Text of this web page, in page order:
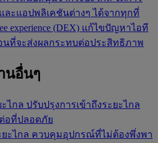
ะแอปพลิเคชันต่างๆ ได้จากทุกที่
experience (DEX) แก้ไขปัญหาไอที
นที่จะส่งผลกระทบต่อประสิทธิภาพ
นอื่นๆ
ะไกล ปรับปรุงการเข้าถึงระยะไกล
อที่ปลอดภัย
ะไกล ควบคุมอุปกรณ์ที่ไม่ต้องพึ่งพา